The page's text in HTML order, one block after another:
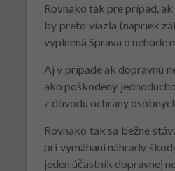
Rovnako tak pre prípad,
by preto viazla (napriek
vyplnená Správa o nehode
Aj v prípade ak dopravnú
ako poškodený
z dôvodu ochrany
Rovnako tak sa bežne
pri vymáhaní náhrady
jeden účastník dopravnej